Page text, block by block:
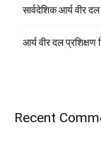
सार्वदेशिक आर्य वीर दल
आर्य वीर दल
Recent